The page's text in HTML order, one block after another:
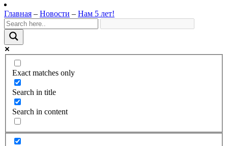
Главная – Новости – Нам 5 лет!
Exact matches only
Search in title
Search in content